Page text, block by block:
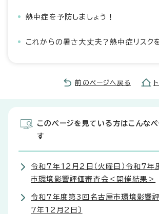
熱中症を予防しましょう！
これからの暑さ大丈夫？熱中症リスク
前のページへ戻る
このページを見ている方はこんな
す
令和7年12月2日（火曜日）令和7年
市環境影響評価審査会＜開催結果＞
令和7年度第3回名古屋市環境影響評
7年12月2日〕